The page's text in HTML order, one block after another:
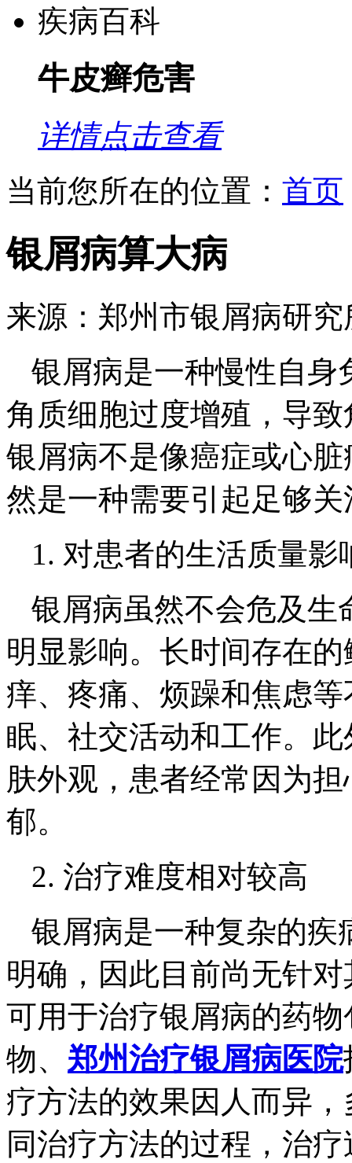
疾病百科
牛皮癣危害
详情点击查看
当前您所在的位置： 首页
银屑病算大病
来源：郑州市银屑病研究
银屑病是一种慢性自身
角质细胞过度增殖，导
银屑病不是像癌症或心
然是一种需要引起足够
1. 对患者的生活质量影
银屑病虽然不会危及生
明显影响。长时间存在
痒、疼痛、烦躁和焦虑
眠、社交活动和工作。
肤外观，患者经常因为
郁。
2. 治疗难度相对较高
银屑病是一种复杂的疾
明确，因此目前尚无针
可用于治疗银屑病的药
物、 郑州治疗银屑病医院
疗方法的效果因人而异
同治疗方法的过程，治